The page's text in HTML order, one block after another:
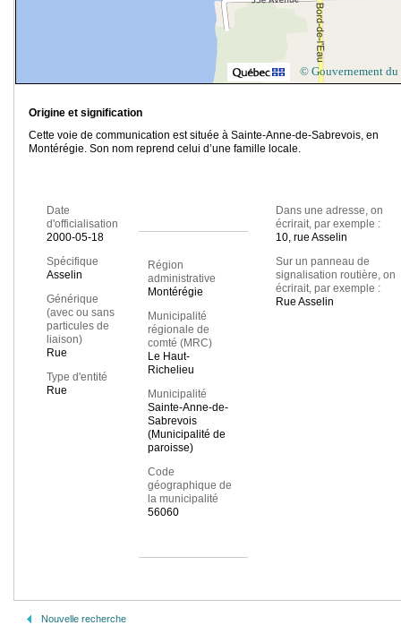
© Gouvernement du
Origine et signification
Cette voie de communication est située à Sainte-Anne-de-Sabrevois, en
Montérégie. Son nom reprend celui d’une famille locale.
Date
d'officialisation
2000-05-18
Spécifique
Asselin
Générique
(avec ou sans
particules de
liaison)
Rue
Type d'entité
Rue
Région
administrative
Montérégie
Municipalité
régionale de
comté (MRC)
Le Haut-
Richelieu
Municipalité
Sainte-Anne-de-
Sabrevois
(Municipalité de
paroisse)
Code
géographique de
la municipalité
56060
Dans une adresse, on
écrirait, par exemple :
10, rue Asselin
Sur un panneau de
signalisation routière, on
écrirait, par exemple :
Rue Asselin
Nouvelle recherche